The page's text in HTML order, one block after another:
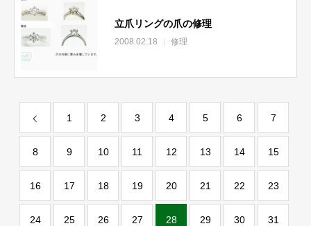
立爪リングの爪の修理
2008.02.18 修理
1 2 3 4 5 6 7
8 9 10 11 12 13 14 15
16 17 18 19 20 21 22 23
24 25 26 27 28 29 30 31